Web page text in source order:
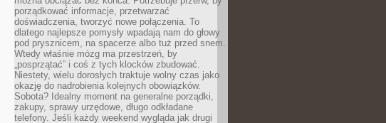
porządkować informacje, przetwarzać
doświadczenia, tworzyć nowe połączenia. To
dlatego najlepsze pomysły wpadają nam do głowy
pod prysznicem, na spacerze albo tuż przed snem.
Wtedy właśnie mózg ma przestrzeń, by
„posprzątać” i coś z tych klocków zbudować.
Niestety, wielu dorosłych traktuje wolny czas jako
okazję do nadrobienia kolejnych obowiązków.
Sobota? Idealny moment na generalne porządki,
zakupy, sprawy urzędowe, długo odkładane
telefony. Jeśli każdy weekend wygląda jak drugi